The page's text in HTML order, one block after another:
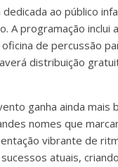
ao público
A programação
de percussão
distribuição
ganha ainda
nomes que
vibrante de
atuais,